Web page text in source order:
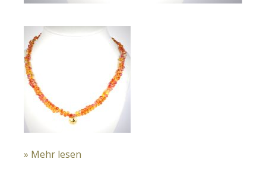
» Mehr lesen